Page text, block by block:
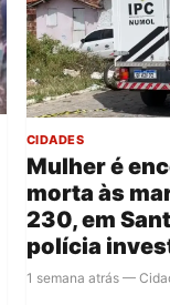
CIDADES
Mulher é
morta às
230, em
polícia
1 semana atrás —